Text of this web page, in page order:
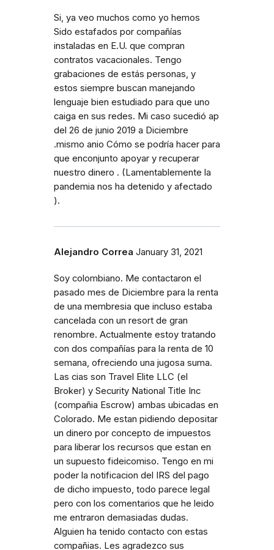
Si, ya veo muchos como yo hemos
Sido estafados por compañías
instaladas en E.U. que compran
contratos vacacionales. Tengo
grabaciones de estás personas, y
estos siempre buscan manejando
lenguaje bien estudiado para que uno
caiga en sus redes. Mi caso sucedió ap
del 26 de junio 2019 a Diciembre
.mismo anio Cómo se podría hacer para
que enconjunto apoyar y recuperar
nuestro dinero . (Lamentablemente la
pandemia nos ha detenido y afectado
).
Alejandro Correa January 31, 2021
Soy colombiano. Me contactaron el
pasado mes de Diciembre para la renta
de una membresia que incluso estaba
cancelada con un resort de gran
renombre. Actualmente estoy tratando
con dos compañías para la renta de 10
semana, ofreciendo una jugosa suma.
Las cias son Travel Elite LLC (el
Broker) y Security National Title Inc
(compañia Escrow) ambas ubicadas en
Colorado. Me estan pidiendo depositar
un dinero por concepto de impuestos
para liberar los recursos que estan en
un supuesto fideicomiso. Tengo en mi
poder la notificacion del IRS del pago
de dicho impuesto, todo parece legal
pero con los comentarios que he leido
me entraron demasiadas dudas.
Alguien ha tenido contacto con estas
compañias. Les agradezco sus